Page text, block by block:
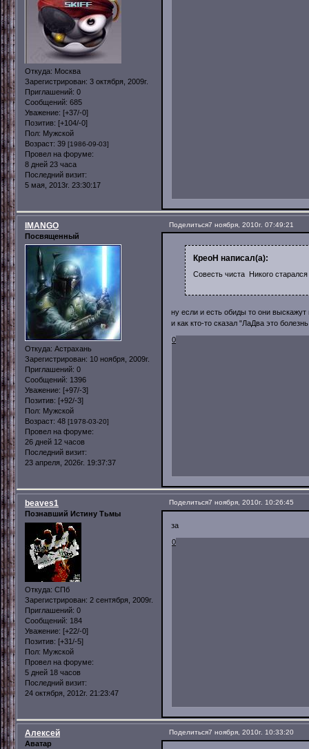
Откуда: Москва
Зарегистрирован: 3 октября, 2009г.
Приглашений: 0
Сообщений: 685
Уважение: [+37/-0]
Позитив: [+104/-0]
Пол: Мужской
Возраст: 39 [1986-09-03]
Провел на форуме:
8 дней 23 часа
Последний визит:
5 мая, 2013г. 23:30:17
Поделиться7 ноября, 2010г. 07:49:21
IMANGO
Посвященный
Откуда: Астрахань
Зарегистрирован: 10 ноября, 2009г.
Приглашений: 0
Сообщений: 1396
Уважение: [+97/-3]
Позитив: [+92/-3]
Пол: Мужской
Возраст: 48 [1978-03-20]
Провел на форуме:
26 дней 12 часов
Последний визит:
23 апреля, 2026г. 19:37:37
КреоН написал(а):
Совесть чиста Никого
ну если и есть обиды то они
и как кто-то сказал "ЛаДва это
0
Поделиться7 ноября, 2010г. 10:26:45
beaves1
Познавший Истину Тьмы
Откуда: СПб
Зарегистрирован: 2 сентября, 2009г.
Приглашений: 0
Сообщений: 184
Уважение: [+22/-0]
Позитив: [+31/-5]
Пол: Мужской
Провел на форуме:
5 дней 18 часов
Последний визит:
24 октября, 2012г. 21:23:47
за
0
Поделиться7 ноября, 2010г. 10:33:20
Алексей
Аватар